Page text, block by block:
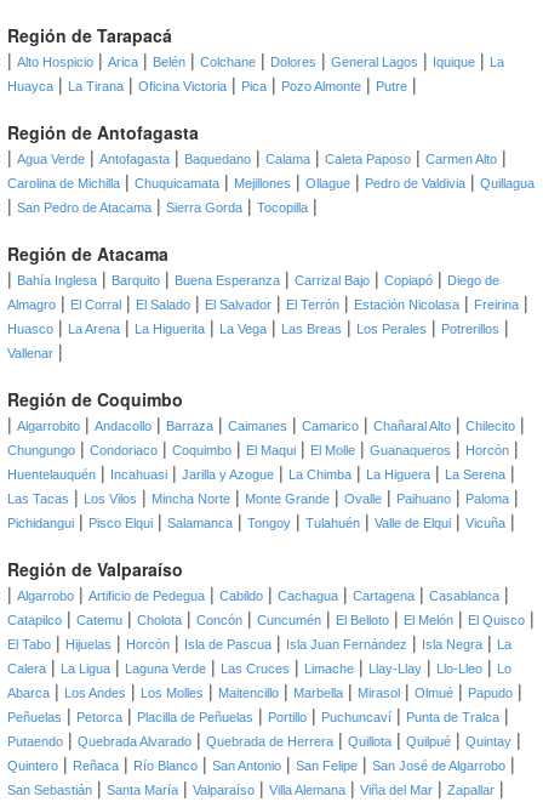
Región de Tarapacá
| Alto Hospicio | Arica | Belén | Colchane | Dolores | General Lagos | Iquique |
La
Huayca | La Tirana | Oficina Victoria | Pica | Pozo Almonte | Putre |
Región de Antofagasta
| Agua Verde | Antofagasta | Baquedano | Calama | Caleta Paposo | Carmen Alto |
Carolina de Michilla | Chuquicamata | Mejillones | Ollague | Pedro de Valdivia | Quillagua
| San Pedro de Atacama | Sierra Gorda | Tocopilla |
Región de Atacama
| Bahía Inglesa | Barquito | Buena Esperanza | Carrizal Bajo | Copiapó | Diego de
Almagro | El Corral | El Salado | El Salvador | El Terrón | Estación Nicolasa | Freirina |
Huasco | La Arena | La Higuerita | La Vega | Las Breas | Los Perales | Potrerillos |
Vallenar |
Región de Coquimbo
| Algarrobito | Andacollo | Barraza | Caimanes | Camarico | Chañaral Alto | Chilecito |
Chungungo | Condoriaco | Coquimbo | El Maqui | El Molle | Guanaqueros | Horcón |
Huentelauquén | Incahuasi | Jarilla y Azogue | La Chimba | La Higuera | La Serena |
Las Tacas | Los Vilos | Mincha Norte | Monte Grande | Ovalle | Paihuano | Paloma |
Pichidangui | Pisco Elqui | Salamanca | Tongoy | Tulahuén | Valle de Elqui | Vicuña |
Región de Valparaíso
| Algarrobo | Artificio de Pedegua | Cabildo | Cachagua | Cartagena | Casablanca |
Catapilco | Catemu | Cholota | Concón | Cuncumén | El Belloto | El Melón | El Quisco |
El Tabo | Hijuelas | Horcón | Isla de Pascua | Isla Juan Fernández | Isla Negra |
La
Calera | La Ligua | Laguna Verde | Las Cruces | Limache | Llay-Llay | Llo-Lleo |
Lo
Abarca | Los Andes | Los Molles | Maitencillo | Marbella | Mirasol | Olmué | Papudo |
Peñuelas | Petorca | Placilla de Peñuelas | Portillo | Puchuncaví | Punta de Tralca |
Putaendo | Quebrada Alvarado | Quebrada de Herrera | Quillota | Quilpué | Quintay |
Quintero | Reñaca | Río Blanco | San Antonio | San Felipe | San José de Algarrobo |
San Sebastián | Santa María | Valparaíso | Villa Alemana | Viña del Mar | Zapallar |